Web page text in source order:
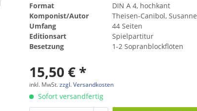
Format
DIN A 4, hochkant
Komponist/Autor
Theisen-Canibol, Susanne
Umfang
44 Seiten
Editionsart
Spielpartitur
Besetzung
1-2 Sopranblockflöten
15,50 € *
inkl. MwSt.zzgl. Versandkosten
Sofort versandfertig